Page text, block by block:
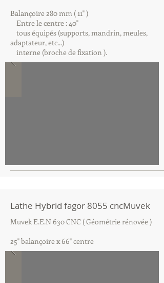
Balançoire 280 mm ( 11" )
Entre le centre : 40"
tous équipés (supports, mandrin, meules,
adaptateur, etc...)
interne (broche de fixation ).
Lathe Hybrid fagor 8055 cncMuvek
Muvek E.E.N 630 CNC ( Géométrie rénovée )
25" balançoire x 66" centre